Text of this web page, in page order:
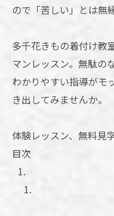
ので「苦しい」とは無
多千花きもの着付け教
マンレッスン。無駄の
わかりやすい指導がモ
き出してみませんか。
体験レッスン、無料見
目次